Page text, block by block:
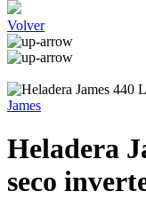
Volver
James
Heladera
seco